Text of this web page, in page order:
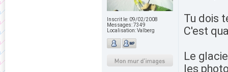
Inscrit le: 09/02/2008
Messages:7349
Localisation:Valberg
Tu dois
C'est
Le
les